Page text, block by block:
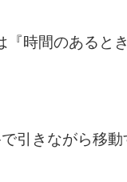
時間のあると
きながら移動